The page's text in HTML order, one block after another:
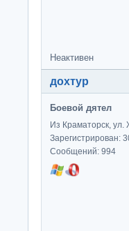
Неактивен
дохтур
Боевой дятел
Из Краматорск, ул.
Зарегистрирован:
Сообщений: 994